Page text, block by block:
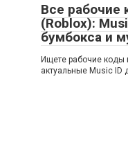
Все
(Roblox):
бумбокса и
Ищете рабочие
актуальные Music ID